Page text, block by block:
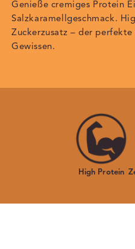
Genieße cremiges Protein
Salzkaramellgeschmack.
Zuckerzusatz – der perfekte
Gewissen.
High Protein